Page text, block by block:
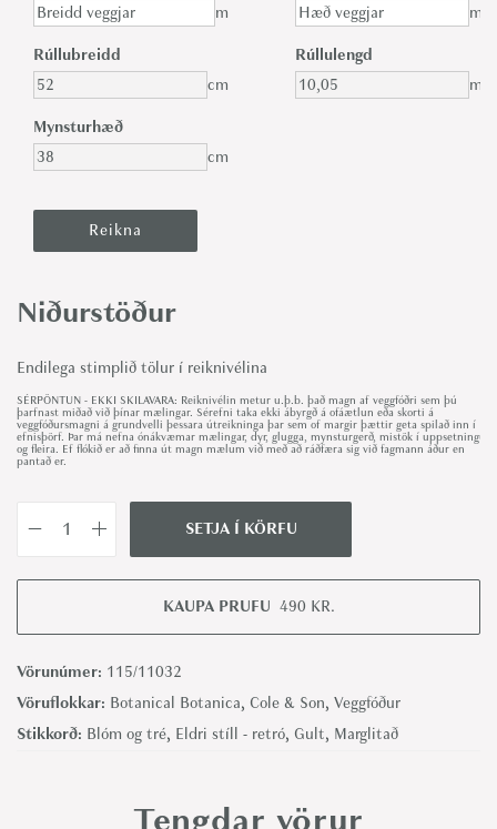
m
m
Rúllubreidd
cm
Rúllulengd
m
Mynsturhæð
cm
Niðurstöður
Endilega stimplið tölur í reiknivélina
SÉRPÖNTUN - EKKI SKILAVARA: Reiknivélin metur u.þ.b. það magn af veggfóðri sem þú
þarfnast miðað við þínar mælingar. Sérefni taka ekki ábyrgð á ofáætlun eða skorti á
veggfóðursmagni á grundvelli þessara útreikninga þar sem of margir þættir geta spilað inn í
efnisþörf. Þar má nefna ónákvæmar mælingar, dyr, glugga, mynsturgerð, mistök í uppsetningu
og fleira. Ef flókið er að finna út magn mælum við með að ráðfæra sig við fagmann áður en
pantað er.
e
t
P
e
SETJA Í KÖRFU
KAUPA PRUFU 490 KR.
Vörunúmer: 115/11032
Vöruflokkar: Botanical Botanica, Cole & Son, Veggfóður
Stikkorð: Blóm og tré, Eldri stíll - retró, Gult, Marglitað